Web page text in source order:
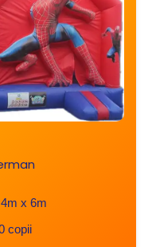
x 6m
copii